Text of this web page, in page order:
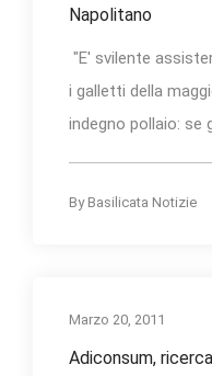
Napolitano
"E' svilente
i galletti della
indegno pollaio: se
By Basilicata Notizie
Marzo 20, 2011
Adiconsum,